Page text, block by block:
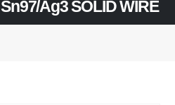
Sn97/Ag3 SOLID WIRE